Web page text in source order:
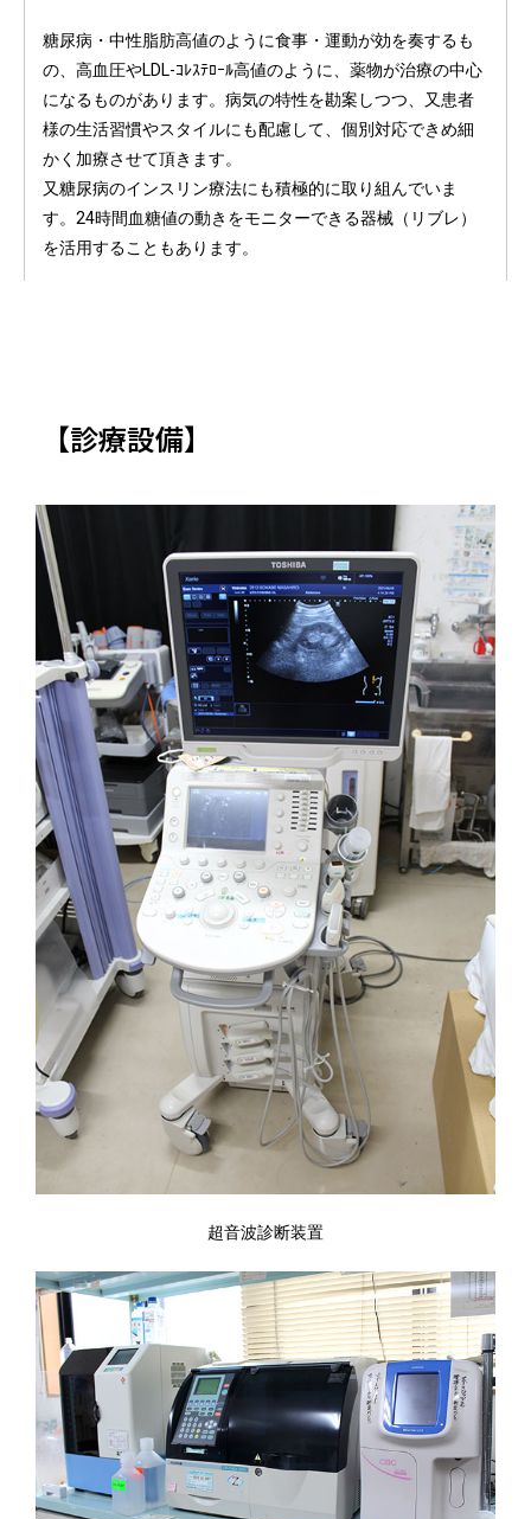
糖尿病・中性脂肪高値のように食事・運動が効を奏するも
の、高血圧やLDL-ｺﾚｽﾃﾛｰﾙ高値のように、薬物が治療の中心
になるものがあります。病気の特性を勘案しつつ、又患者
様の生活習慣やスタイルにも配慮して、個別対応できめ細
かく加療させて頂きます。
又糖尿病のインスリン療法にも積極的に取り組んでいま
す。24時間血糖値の動きをモニターできる器械（リブレ）
を活用することもあります。
【診療設備】
超音波診断装置